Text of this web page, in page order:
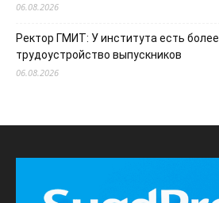
06.08.2026
Ректор ГМИТ: У института есть
трудоустройство выпускников
06.08.2026